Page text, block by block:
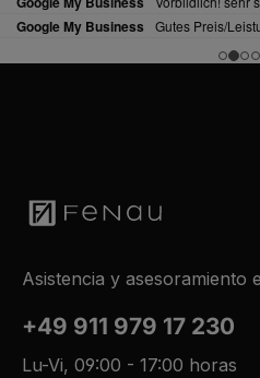
Asistencia y asesoramiento
+49 911 979 17 230
Lu-Vi, 09:00 - 17:00 horas